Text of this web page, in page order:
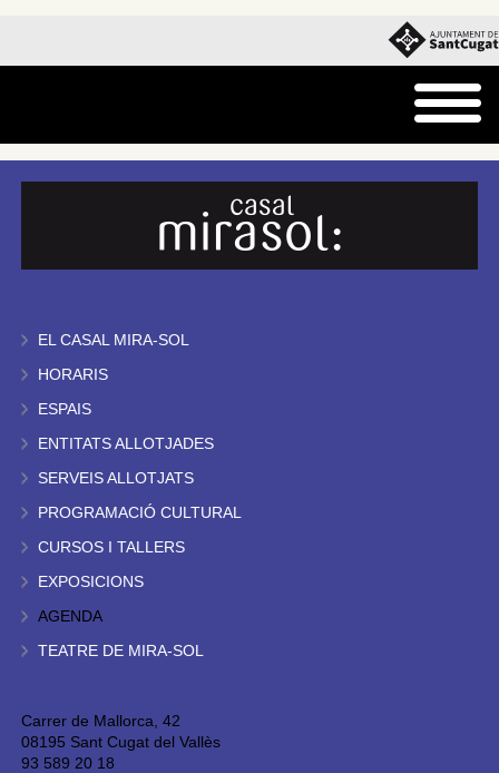
EL CASAL MIRA-SOL
HORARIS
ESPAIS
ENTITATS ALLOTJADES
SERVEIS ALLOTJATS
PROGRAMACIÓ CULTURAL
CURSOS I TALLERS
EXPOSICIONS
AGENDA
TEATRE DE MIRA-SOL
Carrer de Mallorca, 42
08195 Sant Cugat del Vallès
93 589 20 18